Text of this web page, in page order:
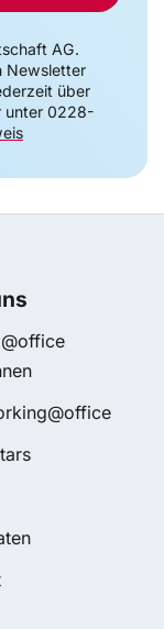
AG.
Newsletter
über
unter 0228-